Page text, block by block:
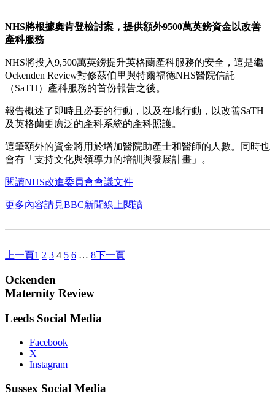
NHS將根據奧肯登檢討案，提供額外9500萬英鎊資金以改善
產科服務
NHS將投入9,500萬英鎊提升英格蘭產科服務的安全，這是繼
Ockenden Review對修茲伯里與特爾福德NHS醫院信託
（SaTH）產科服務的首份報告之後。
報告概述了即時且必要的行動，以及在地行動，以改善SaTH
及英格蘭更廣泛的產科系統的產科照護。
這筆額外的資金將用於增加醫院助產士和醫師的人數。同時也
會有「支持文化與領導力的培訓與發展計畫」。
閱讀NHS改進委員會會議文件
更多內容請見BBC新聞線上閱讀
上一頁1 2 3 4 5 6 … 8下一頁
Ockenden
Maternity Review
Leeds Social Media
Facebook
X
Instagram
Sussex Social Media